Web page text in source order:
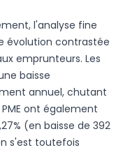
l'analyse fine
évolution contrastée
emprunteurs. Les
baisse
annuel, chutant
ont également
(en baisse de 392
s'est toutefois